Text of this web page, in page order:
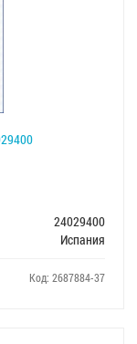
24029400
Испания
Код: 2687884-37